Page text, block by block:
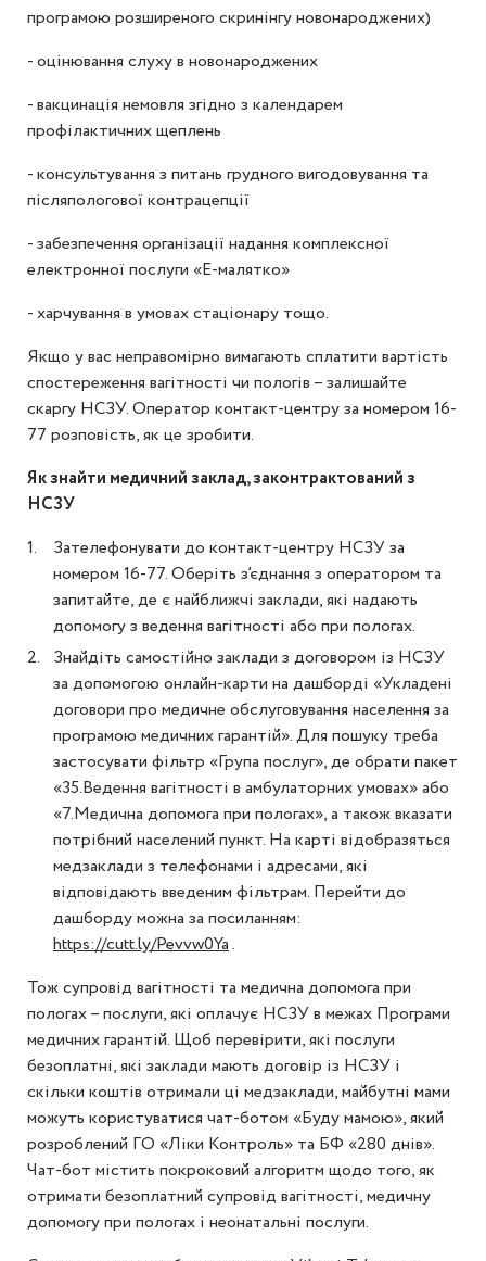
програмою розширеного скринінгу новонароджених)
- оцінювання слуху в новонароджених
- вакцинація немовля згідно з календарем
профілактичних щеплень
- консультування з питань грудного вигодовування та
післяпологової контрацепції
- забезпечення організації надання комплексної
електронної послуги «Е-малятко»
- харчування в умовах стаціонару тощо.
Якщо у вас неправомірно вимагають сплатити вартість
спостереження вагітності чи пологів – залишайте
скаргу НСЗУ. Оператор контакт-центру за номером 16-
77 розповість, як це зробити.
Як знайти медичний заклад, законтрактований з
НСЗУ
Зателефонувати до контакт-центру НСЗУ за
номером 16-77. Оберіть з’єднання з оператором та
запитайте, де є найближчі заклади, які надають
допомогу з ведення вагітності або при пологах.
Знайдіть самостійно заклади з договором із НСЗУ
за допомогою онлайн-карти на дашборді «Укладені
договори про медичне обслуговування населення за
програмою медичних гарантій». Для пошуку треба
застосувати фільтр «Група послуг», де обрати пакет
«35.Ведення вагітності в амбулаторних умовах» або
«7.Медична допомога при пологах», а також вказати
потрібний населений пункт. На карті відобразяться
медзаклади з телефонами і адресами, які
відповідають введеним фільтрам. Перейти до
дашборду можна за посиланням:
https://cutt.ly/Pevvw0Ya.
Тож супровід вагітності та медична допомога при
пологах – послуги, які оплачує НСЗУ в межах Програми
медичних гарантій. Щоб перевірити, які послуги
безоплатні, які заклади мають договір із НСЗУ і
скільки коштів отримали ці медзаклади, майбутні мами
можуть користуватися чат-ботом «Буду мамою», який
розроблений ГО «Ліки Контроль» та БФ «280 днів».
Чат-бот містить покроковий алгоритм щодо того, як
отримати безоплатний супровід вагітності, медичну
допомогу при пологах і неонатальні послуги.